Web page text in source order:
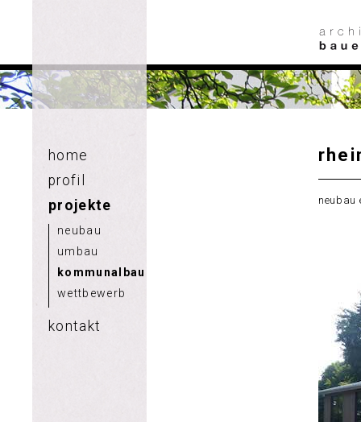
home
profil
projekte
neubau
umbau
kommunalbau
wettbewerb
kontakt
neubau